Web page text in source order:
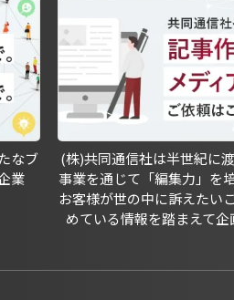
なブ
業
(株)共同通信社は半世紀に
事業を通じて「編集力」を
お客様が世の中に訴えたい
めている情報を踏まえて企